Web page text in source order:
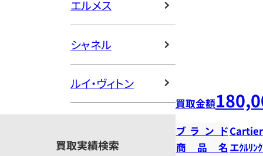
エルメス
シャネル
ルイ・ヴィトン
買取実績検索
買取金額
ブランドCartier
商品名 エｸﾙﾘﾝ